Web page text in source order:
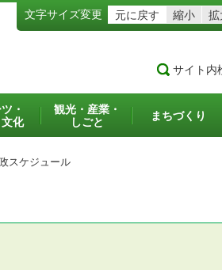
文字サイズ変更 元に戻す 縮小 拡
サイト内
・
化
観光・産業・
しごと
まちづくり
スケジュール